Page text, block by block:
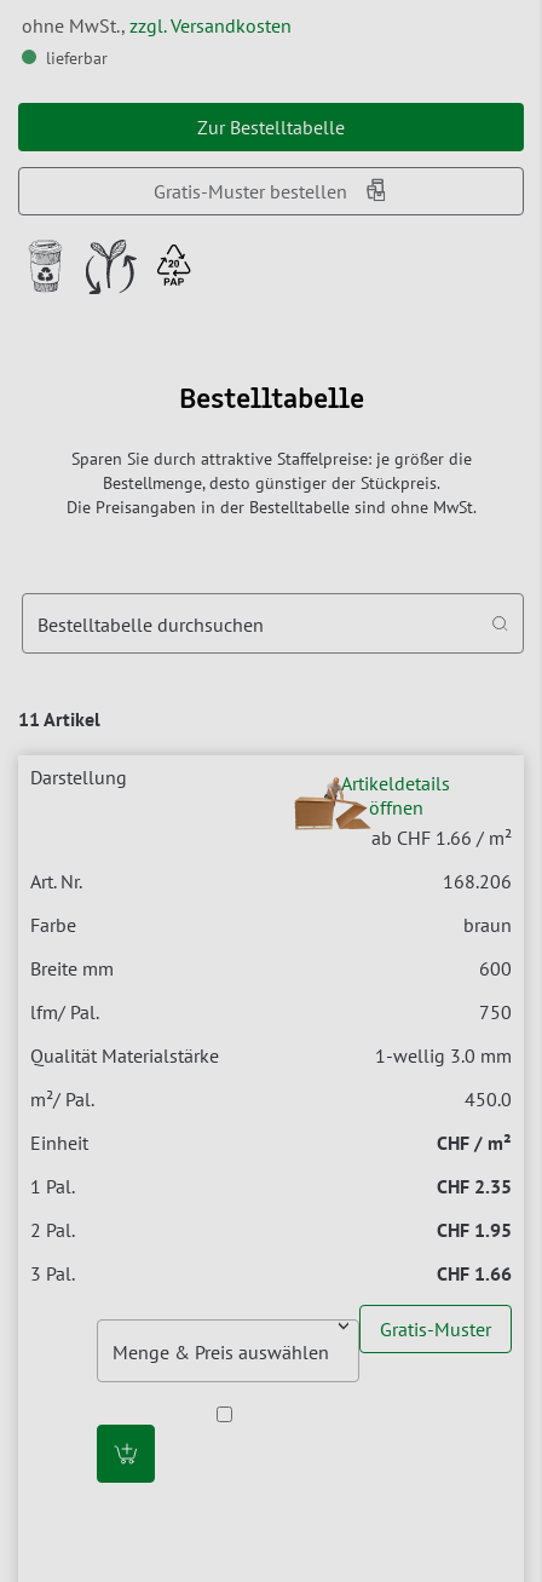
ohne MwSt., zzgl. Versandkosten
lieferbar
Zur Bestelltabelle
Gratis-Muster bestellen
Bestelltabelle
Sparen Sie durch attraktive Staffelpreise: je größer die
Bestellmenge, desto günstiger der Stückpreis.
Die Preisangaben in der Bestelltabelle sind ohne MwSt.
11 Artikel
Bestelltabelle durchsuchen
Artikeldetails
öffnen
ab CHF 1.66 / m²
168.206
braun
600
750
1-wellig 3.0 mm
450.0
CHF / m²
CHF 2.35
CHF 1.95
CHF 1.66
Gratis-Muster